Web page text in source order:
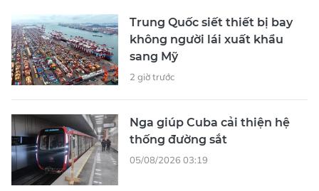
Trung Quốc siết thiết bị bay
không người lái xuất khẩu
sang Mỹ
2 giờ trước
Nga giúp Cuba cải thiện hệ
thống đường sắt
05/08/2026 03:19